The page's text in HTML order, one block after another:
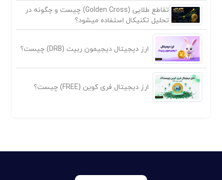
تقاطع طلایی (Golden Cross) چیست و چگونه در
تحلیل تکنیکال استفاده میشود؟
ارز دیجیتال دیجیمون ربیت (DRB) چیست؟
ارز دیجیتال فری کوین (FREE) چیست؟